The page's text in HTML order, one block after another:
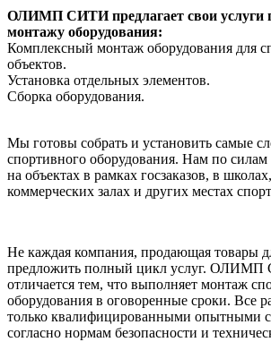
ОЛИМП СИТИ предлагает свои услуги
монтажу оборудования:
Комплексный монтаж оборудования для
объектов.
Установка отдельных элементов.
Сборка оборудования.
Мы готовы собрать и установить самые
спортивного оборудования. Нам по
на объектах в рамках госзаказов, в
коммерческих залах и других местах
Не каждая компания, продающая товары
предложить полный цикл услуг.
отличается тем, что выполняет монтаж
оборудования в оговоренные сроки. Все
только квалифицированными опытными
согласно нормам безопасности и